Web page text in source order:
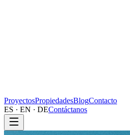
ProyectosPropiedadesBlogContacto
ES · EN · DEContáctanos